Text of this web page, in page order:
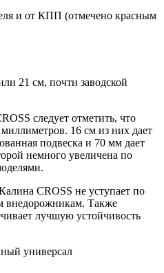
и от КПП (отмечено красным
21 см, почти заводской
следует отметить, что
16 см из них дает
подвеска и 70 мм дает
немного увеличена по
CROSS не уступает по
внедорожникам. Также
лучшую устойчивость
универсал